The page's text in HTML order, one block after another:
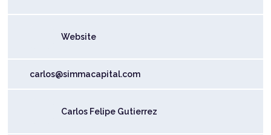
Website
carlos@simmacapital.com
Carlos Felipe Gutierrez